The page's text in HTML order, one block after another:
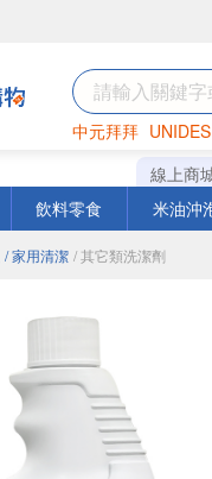
中元拜拜
罐頭 海苔
線上商
飲料零食 米油沖
/ 家用清潔 / 其它類洗潔劑